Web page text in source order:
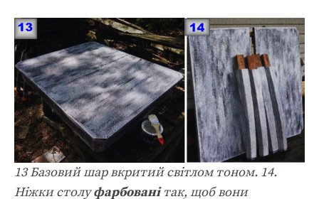
13 Базовий шар вкритий світлом тоном. 14.
Ніжки столуфарбованітак, щоб вони